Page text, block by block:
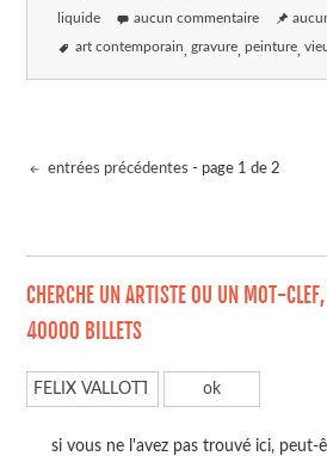
liquide aucun commentaire
art contemporain gravure peinture
entrées précédentes - page 1 de 2
CHERCHE UN ARTISTE OU UN MOT-
40000 BILLETS
si vous ne l'avez pas trouvé ici, peut-